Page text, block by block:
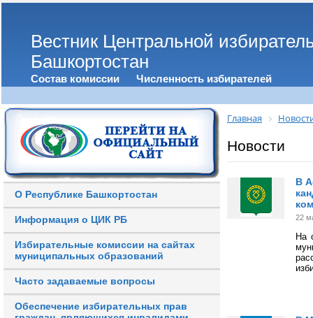
Вестник Центральной
Башкортостан
Состав комиссии Численность избирателей
О Республике Башкортостан
Информация о ЦИК РБ
Избирательные комиссии на сайтах
муниципальных образований
Часто задаваемые вопросы
Обеспечение избирательных прав
Главная
Новости
В
22
На